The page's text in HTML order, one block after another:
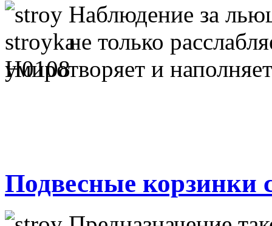
Наблюдение за
не только
умиротворяет и
Подвесные корзинки